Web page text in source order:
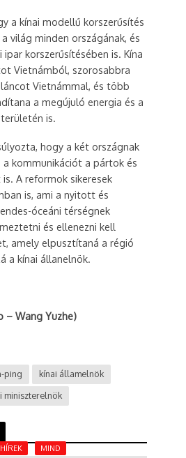
a kínai modellű korszerűsítés
világ minden országának, és
korszerűsítésében is. Kína
Vietnámból, szorosabbra
Vietnámmal, és több
a megújuló energia és a
is.
hogy a két országnak
kommunikációt a pártok és
A reformok sikeresek
is, ami a nyitott és
óceáni térségnek
és ellenezni kell
amely elpusztítaná a régió
a kínai állanelnök.
– Wang Yuzhe)
ping
kínai államelnök
miniszterelnök
HÍREK MIND